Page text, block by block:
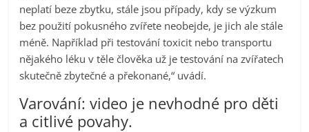
neplatí beze zbytku, stále jsou případy, kdy se výzkum
bez použití pokusného zvířete neobejde, je jich ale stále
méně. Například při testování toxicit nebo transportu
nějakého léku v těle člověka už je testování na zvířatech
skutečně zbytečné a překonané,“ uvádí.
Varování: video je nevhodné pro děti
a citlivé povahy.